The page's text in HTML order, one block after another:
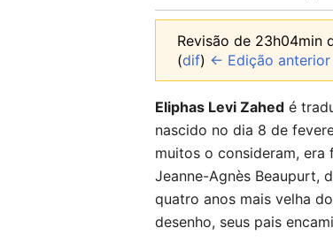
Revisão de 23h04min
(dif) ← Edição anterior
Eliphas Levi Zahed é
nascido no dia 8 de
muitos o consideram,
Jeanne-Agnès Beaupurt,
quatro anos mais velha
desenho, seus pais